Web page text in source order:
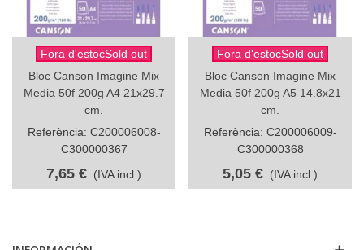
Fora d'estocSold out
Bloc Canson Imagine Mix
Media 50f 200g A4 21x29.7
cm.
Referència: C200006008-
C300000367
7,65 € (IVA incl.)
Fora d'estocSold out
Bloc Canson Imagine Mix
Media 50f 200g A5 14.8x21
cm.
Referència: C200006009-
C300000368
5,05 € (IVA incl.)